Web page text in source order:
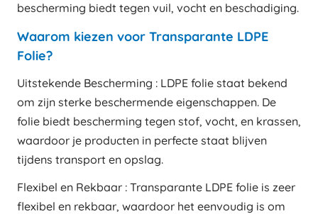
bescherming biedt tegen vuil, vocht en beschadiging.
Waarom kiezen voor Transparante LDPE
Folie?
Uitstekende Bescherming : LDPE folie staat bekend
om zijn sterke beschermende eigenschappen. De
folie biedt bescherming tegen stof, vocht, en krassen,
waardoor je producten in perfecte staat blijven
tijdens transport en opslag.
Flexibel en Rekbaar : Transparante LDPE folie is zeer
flexibel en rekbaar, waardoor het eenvoudig is om